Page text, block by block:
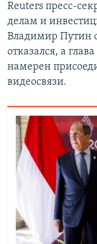
Reuters пресс-
делам и
Владимир Путин
отказался, а
намерен
видеосвязи.